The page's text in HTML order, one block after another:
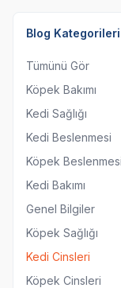
Blog Kategorileri
Tümünü Gör
Köpek Bakımı
Kedi Sağlığı
Kedi Beslenmesi
Köpek Beslenmesi
Kedi Bakımı
Genel Bilgiler
Köpek Sağlığı
Kedi Cinsleri
Köpek Cinsleri